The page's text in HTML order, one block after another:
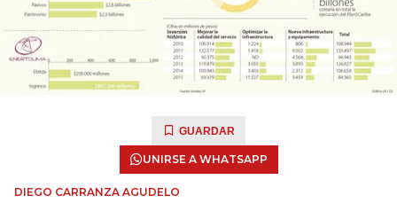
GUARDAR
UNIRSE A WHATSAPP
DIEGO CARRANZA AGUDELO